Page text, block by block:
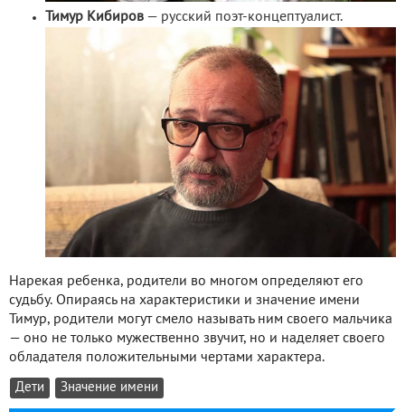
Тимур Кибиров — русский поэт-концептуалист.
Нарекая ребенка, родители во многом определяют его
судьбу. Опираясь на характеристики и значение имени
Тимур, родители могут смело называть ним своего мальчика
— оно не только мужественно звучит, но и наделяет своего
обладателя положительными чертами характера.
Дети Значение имени